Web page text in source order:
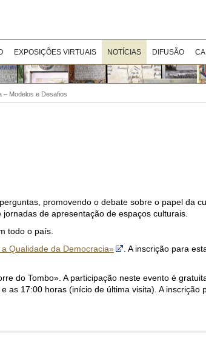
EXPOSIÇÕES VIRTUAIS NOTÍCIAS DIFUSÃO
– Modelos e Desafios
promovendo o debate sobre o papel da
de apresentação de espaços culturais.
todo o país.
Qualidade da Democracia»
. A inscrição para
do Tombo». A participação neste evento é
as 17:00 horas (início de última visita). A inscrição